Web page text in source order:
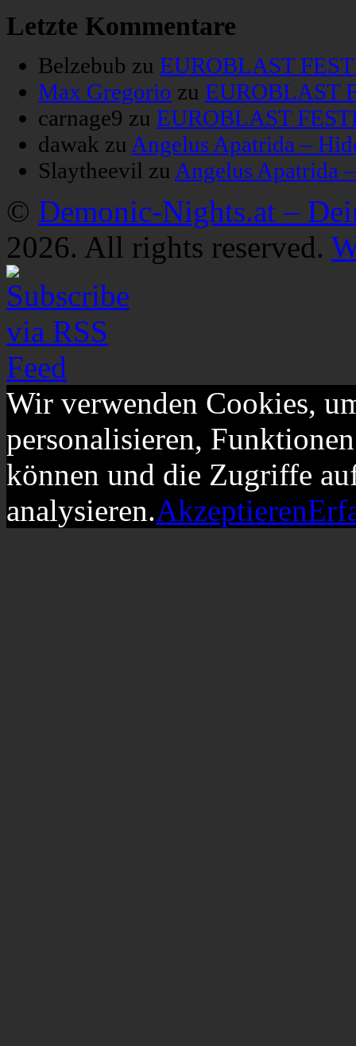
Letzte Kommentare
Belzebub zu EUROBLAST
Max Gregorio zu EUROBLAST
carnage9 zu EUROBLAST
dawak zu Angelus Apatrida –
Slaytheevil zu Angelus Apatrida
© Demonic-Nights.at –
2026. All rights reserved.
Wir verwenden Cookies,
personalisieren,
können und die Zugriffe
analysieren.Akzeptieren